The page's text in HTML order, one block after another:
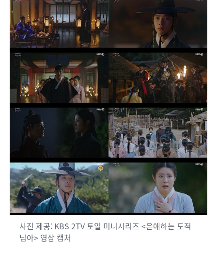
사진 제공: KBS 2TV 토일 미니시리즈 <은애하는 도적
님아> 영상 캡처